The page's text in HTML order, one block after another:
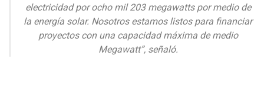
electricidad por ocho mil 203 megawatts por medio de
la energía solar. Nosotros estamos listos para financiar
proyectos con una capacidad máxima de medio
Megawatt”, señaló.